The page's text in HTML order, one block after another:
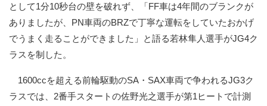
として1分10秒台の壁を破れず、「FF車は4年間のブランクが
ありましたが、PN車両のBRZで丁寧な運転をしていたおかげ
でうまく走ることができました」と語る若林隼人選手がJG4ク
ラスを制した。
1600ccを超える前輪駆動のSA・SAX車両で争われるJG3ク
ラスでは、2番手スタートの佐野光之選手が第1ヒートで計測